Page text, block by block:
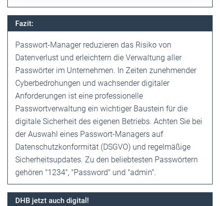
Fazit:
Passwort-Manager reduzieren das Risiko von
Datenverlust und erleichtern die Verwaltung aller
Passwörter im Unternehmen. In Zeiten zunehmender
Cyberbedrohungen und wachsender digitaler
Anforderungen ist eine professionelle
Passwortverwaltung ein wichtiger Baustein für die
digitale Sicherheit des eigenen Betriebs. Achten Sie bei
der Auswahl ­eines Passwort-Managers auf
Datenschutz­konformität ­(DSGVO) und regelmäßige
Sicherheits­updates. Zu den ­beliebtesten Passwörtern
gehören "1234", "Password" und "admin".
DHB jetzt auch digital!